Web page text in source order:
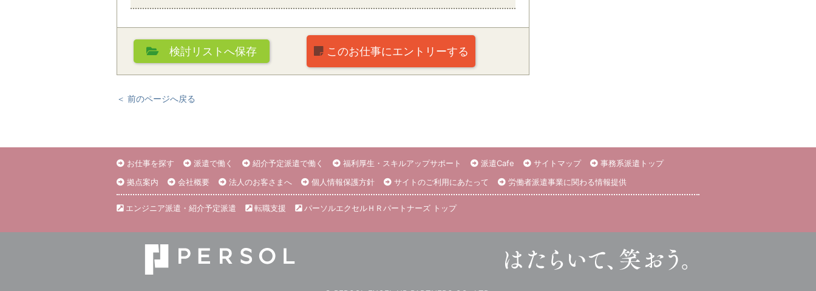
検討リストへ保存 このお仕事にエントリーする
＜ 前のページへ戻る
お仕事を探す 派遣で働く 紹介予定派遣で働く 福利厚生・スキルアップサポート 派遣Cafe サイトマップ
事務系派遣トップ
拠点案内
会社概要 法人のお客さまへ 個人情報保護方針 サイトのご利用にあたって 労働者派遣事業に関わる情報提供
エンジニア派遣・紹介予定派遣 転職支援 パーソルエクセルＨＲパートナーズ トップ